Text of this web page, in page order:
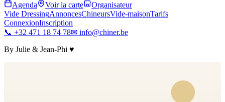
Agenda
Voir la carte
Organisateur
Vide DressingAnnoncesChineursVide-maisonTarifs
ConnexionInscription
📞 +32 471 18 74 78✉ info@chiner.be
By Julie & Jean-Phi ♥